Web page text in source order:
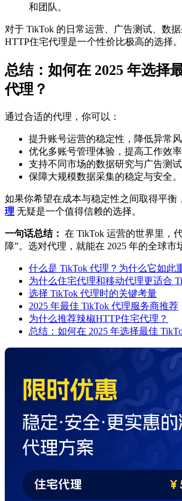
和团队。
对于 TikTok 的日常运营、广告测试、数
HTTP住宅代理是一个性价比极高的选择。
总结：如何在 2025 年选择
代理？
通过合适的代理，你可以：
提升账号运营的稳定性，降低异常风
优化多账号管理体验，提高工作效率
支持不同市场的数据研究与广告测试
保障大规模数据采集的稳定与安全。
如果你希望在成本与稳定性之间取得平衡，
理 无疑是一个值得信赖的选择。
一句话总结： 在 TikTok 运营的世界里，
障”。选对代理，就能在 2025 年的全球市
什么是 TikTok 代理？为什么它如此
为什么住宅代理和移动代理更适合
选择 TikTok 代理时的关键考量
2025 年最佳 TikTok 代理服务商推荐
为什么推荐辣椒HTTP住宅代理？
总结：如何在 2025 年选择最佳